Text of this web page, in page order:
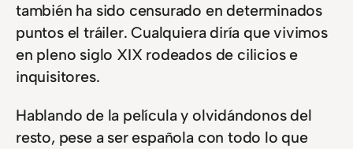
también ha sido censurado en determinados
puntos el tráiler. Cualquiera diría que vivimos
en pleno siglo XIX rodeados de cilicios e
inquisitores.
Hablando de la película y olvidándonos del
resto, pese a ser española con todo lo que